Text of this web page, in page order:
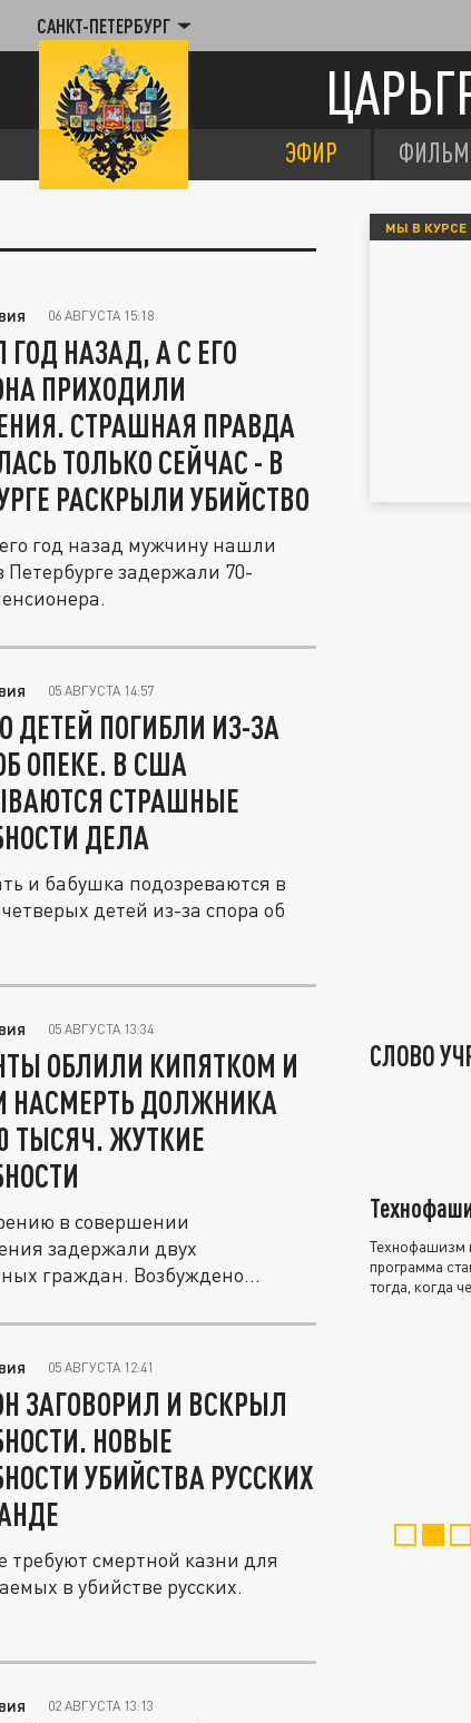
САНКТ-ПЕТЕРБУРГ
ЭФИР
06 АВГУСТА 15:18
ГОД НАЗАД, А С ЕГО
ПРИХОДИЛИ
СТРАШНАЯ ПРАВДА
ТОЛЬКО СЕЙЧАС - В
РАСКРЫЛИ УБИЙСТВО
год назад мужчину нашли
задержали 70-
05 АВГУСТА 14:57
ДЕТЕЙ ПОГИБЛИ ИЗ-ЗА
ОПЕКЕ. В США
СТРАШНЫЕ
ДЕЛА
и бабушка подозреваются в
детей из-за спора об
05 АВГУСТА 13:34
ОБЛИЛИ КИПЯТКОМ И
НАСМЕРТЬ ДОЛЖНИКА
ТЫСЯЧ. ЖУТКИЕ
в совершении
задержали двух
граждан. Возбуждено
05 АВГУСТА 12:41
ЗАГОВОРИЛ И ВСКРЫЛ
НОВЫЕ
УБИЙСТВА РУССКИХ
требуют смертной казни для
в убийстве русских.
02 АВГУСТА 13:13
МЫ В КУРСЕ
СЛОВО
Технофашизм
программа
тогда, когда